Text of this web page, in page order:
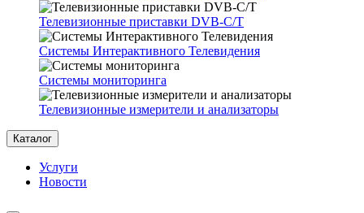
Телевизионные приставки DVB-C/T
Системы Интерактивного Телевидения
Системы мониторинга
Телевизионные измерители и анализаторы
Каталог
Услуги
Новости